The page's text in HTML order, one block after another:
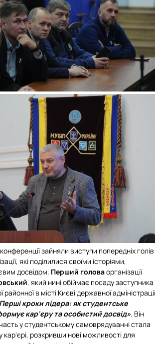
зайняли виступи попередніх голів
які поділилися своїми історіями,
досвідом. Перший головаорганізації
, який нині обіймає посаду заступника
районної в місті Києві державної
кроки лідера: як студентське
кар'єру та особистий досвід». Він
у студентському самоврядуванні стала
кар'єрі, розкривши нові можливості для